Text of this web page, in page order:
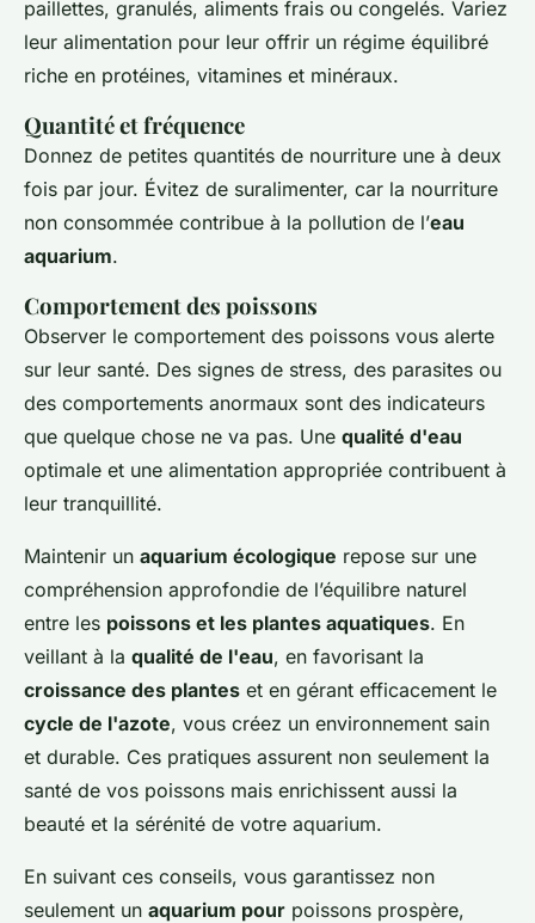
paillettes, granulés, aliments frais ou congelés. Variez
leur alimentation pour leur offrir un régime équilibré
riche en protéines, vitamines et minéraux.
Quantité et fréquence
Donnez de petites quantités de nourriture une à deux
fois par jour. Évitez de suralimenter, car la nourriture
non consommée contribue à la pollution de l’eau
aquarium.
Comportement des poissons
Observer le comportement des poissons vous alerte
sur leur santé. Des signes de stress, des parasites ou
des comportements anormaux sont des indicateurs
que quelque chose ne va pas. Une qualité d'eau
optimale et une alimentation appropriée contribuent à
leur tranquillité.
Maintenir un aquarium écologique repose sur une
compréhension approfondie de l’équilibre naturel
entre les poissons et les plantes aquatiques. En
veillant à la qualité de l'eau, en favorisant la
croissance des plantes et en gérant efficacement le
cycle de l'azote, vous créez un environnement sain
et durable. Ces pratiques assurent non seulement la
santé de vos poissons mais enrichissent aussi la
beauté et la sérénité de votre aquarium.
En suivant ces conseils, vous garantissez non
seulement un aquarium pour poissons prospère,